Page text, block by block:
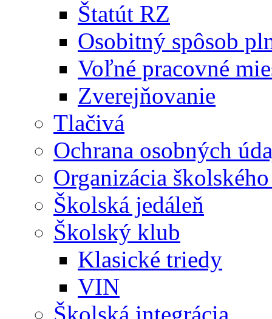
Štatút RZ
Osobitný spôsob
Voľné pracovné
Zverejňovanie
Tlačivá
Ochrana osobných
Organizácia
Školská jedáleň
Školský klub
Klasické triedy
VIN